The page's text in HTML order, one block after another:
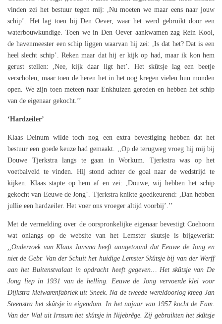
vinden zei het bestuur tegen mij: ,Nu moeten we maar eens naar jouw
schip’. Het lag toen bij Den Oever, waar het werd gebruikt door een
waterbouwkundige. Toen we in Den Oever aankwamen zag Rein Kool,
de havenmeester een schip liggen waarvan hij zei: ,Is dat het? Dat is een
heel slecht schip’. Reken maar dat hij er kijk op had, maar ik kon hem
gerust stellen: ,Nee, kijk daar ligt het’. Het skûtsje lag een beetje
verscholen, maar toen de heren het in het oog kregen vielen hun monden
open. We zijn toen meteen naar Enkhuizen gereden en hebben het schip
van de eigenaar gekocht.’’
‘Hardzeiler’
Klaas Deinum wilde toch nog een extra bevestiging hebben dat het
bestuur een goede keuze had gemaakt. ,,Op de terugweg vroeg hij mij bij
Douwe Tjerkstra langs te gaan in Workum. Tjerkstra was op het
voetbalveld te vinden. Hij stond achter de goal naar de wedstrijd te
kijken. Klaas stapte op hem af en zei: ,Douwe, wij hebben het schip
gekocht van Eeuwe de Jong’. Tjerkstra knikte goedkeurend: ,Dan hebben
jullie een hardzeiler. Het voer ons vroeger altijd voorbij’.’’
Met de vermelding over de oorspronkelijke eigenaar bevestigt Coehoorn
wat onlangs op de website van het Lemster skutsje is bijgewerkt:
,,Onderzoek van Klaas Jansma heeft aangetoond dat Eeuwe de Jong en
niet de Gebr. Van der Schuit het huidige Lemster Skûtsje bij van der Werff
aan het Buitenstvalaat in opdracht heeft gegeven… Het skûtsje van De
Jong liep in 1931 van de helling. Eeuwe de Jong vervoerde klei voor
Dijkstra kleiwarenfabriek uit Sneek. Na de tweede wereldoorlog kreeg Jan
Steenstra het skûtsje in eigendom. In het najaar van 1957 kocht de Fam.
Van der Wal uit Irnsum het skûtsje in Nijebrêge. Zij gebruikten het skûtsje